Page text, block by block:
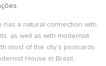
has a natural connection with
as well as with modernist
most of the city’s postcards
House in Brazil,